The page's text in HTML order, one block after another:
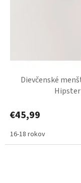
Dievčenské
€45,99
16-18 rokov